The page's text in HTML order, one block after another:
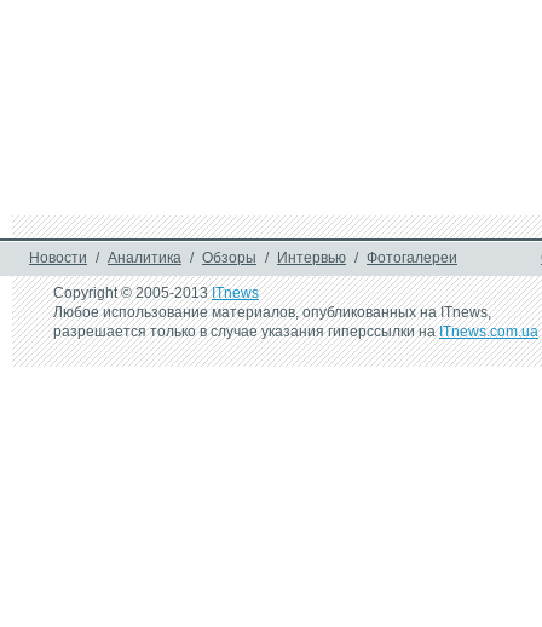
Новости / Аналитика / Обзоры / Интервью / Фотогалереи
Copyright © 2005-2013ITnews
Любое использование материалов, опубликованных на ITnews,
разрешается только в случае указания гиперссылки наITnews.com.ua